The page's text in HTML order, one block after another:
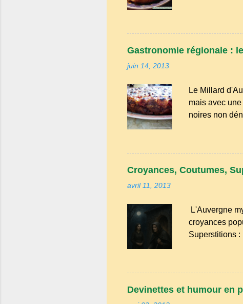
pleines de
tarte était
sucre, œufs…
bouillie est
Gastronomie régionale :
juin 14, 2013
Le Millard
mais avec
noires non
recommande
g de beurre.
Croyances, Coutumes,
avril 11, 2013
L'Auvergne
croyances
Superstitions
propriétaire
de vin qu’il y
carrefour qui a
Devinettes et humour en